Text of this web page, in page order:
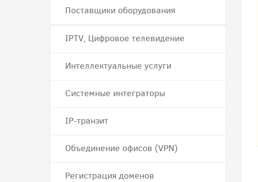
Поставщики оборудования
IPTV, Цифровое телевидение
Интеллектуальные услуги
Системные интеграторы
IP-транзит
Объединение офисов (VPN)
Регистрация доменов